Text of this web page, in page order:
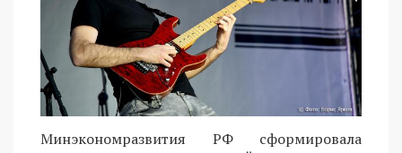
Минэкономразвития РФ сформировала